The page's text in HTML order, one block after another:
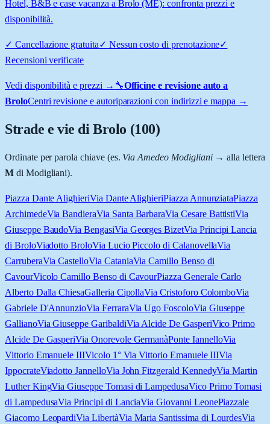
Hotel, B&B e case vacanza a Brolo (ME): confronta prezzi e
disponibilità.
✓ Cancellazione gratuita✓ Nessun costo di prenotazione✓
Recensioni verificate
Vedi disponibilità e prezzi → 🔧Officine e revisione auto a
BroloCentri revisione e autoriparazioni con indirizzi e mappa →
Strade e vie diBrolo (100)
Ordinate per parola chiave (es. Via Amedeo Modigliani→ alla lettera
Mdi Modigliani).
Piazza Dante AlighieriVia Dante AlighieriPiazza AnnunziataPiazza
ArchimedeVia BandieraVia Santa BarbaraVia Cesare BattistiVia
Giuseppe BaudoVia BengasiVia Georges BizetVia Principi Lancia
di BroloViadotto BroloVia Lucio Piccolo di CalanovellaVia
CarruberaVia CastelloVia CataniaVia Camillo Benso di
CavourVicolo Camillo Benso di CavourPiazza Generale Carlo
Alberto Dalla ChiesaGalleria CipollaVia Cristoforo ColomboVia
Gabriele D'AnnunzioVia FerraraVia Ugo FoscoloVia Giuseppe
GallianoVia Giuseppe GaribaldiVia Alcide De GasperiVico Primo
Alcide De GasperiVia Onorevole GermanàPonte IannelloVia
Vittorio Emanuele IIIVicolo 1° Via Vittorio Emanuele IIIVia
IppocrateViadotto JannelloVia John Fitzgerald KennedyVia Martin
Luther KingVia Giuseppe Tomasi di LampedusaVico Primo Tomasi
di LampedusaVia Principi di LanciaVia Giovanni LeonePiazzale
Giacomo LeopardiVia LibertàVia Maria Santissima di LourdesVia